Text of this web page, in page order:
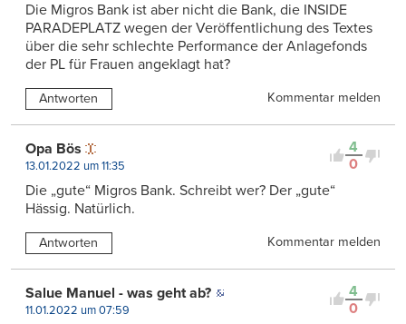
Die Migros Bank ist aber nicht die Bank, die INSIDE
PARADEPLATZ wegen der Veröffentlichung des Textes
über die sehr schlechte Performance der Anlagefonds
der PL für Frauen angeklagt hat?
Antworten Kommentar melden
4
0
Opa Bös
13.01.2022 um 11:35
Die „gute“ Migros Bank. Schreibt wer? Der „gute“
Hässig. Natürlich.
Antworten Kommentar melden
4
0
Salue Manuel - was geht ab?
11.01.2022 um 07:59